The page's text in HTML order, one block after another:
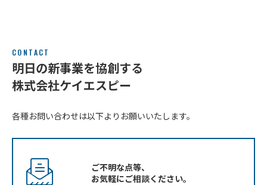
ン
支
援
再
細胞
産業
援
CONTACT
明日の新事業を協創する
株式会社ケイエスピー
各種お問い合わせは以下よりお願いいたします。
ご不明な点等、
お気軽にご相談ください。